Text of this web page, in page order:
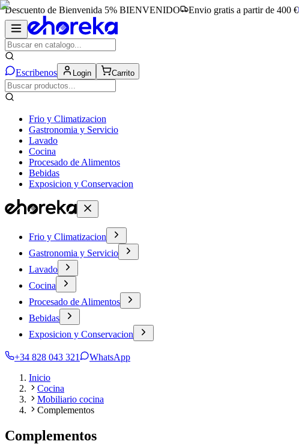
Descuento de Bienvenida 5% BIENVENIDO Envio gratis a partir de 400 €
Escribenos Login Carrito
Frio y Climatizacion
Gastronomia y Servicio
Lavado
Cocina
Procesado de Alimentos
Bebidas
Exposicion y Conservacion
Frio y Climatizacion
Gastronomia y Servicio
Lavado
Cocina
Procesado de Alimentos
Bebidas
Exposicion y Conservacion
+34 828 043 321
WhatsApp
Inicio
Cocina
Mobiliario cocina
Complementos
Complementos